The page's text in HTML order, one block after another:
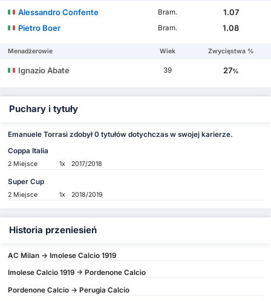
Alessandro Confente Bram.
1.07
Pietro Boer
Bram. 1.08
Menadżerowie Wiek Zwycięstwa %
Ignazio Abate 39 27%
Puchary i tytuły
Emanuele Torrasi zdobył 0 tytułów dotychczas w swojej karierze.
Coppa Italia
2 Miejsce 1x 2017/2018
Super Cup
2 Miejsce 1x 2018/2019
Historia przeniesień
AC Milan -> Imolese Calcio 1919
Imolese Calcio 1919 -> Pordenone Calcio
Pordenone Calcio -> Perugia Calcio